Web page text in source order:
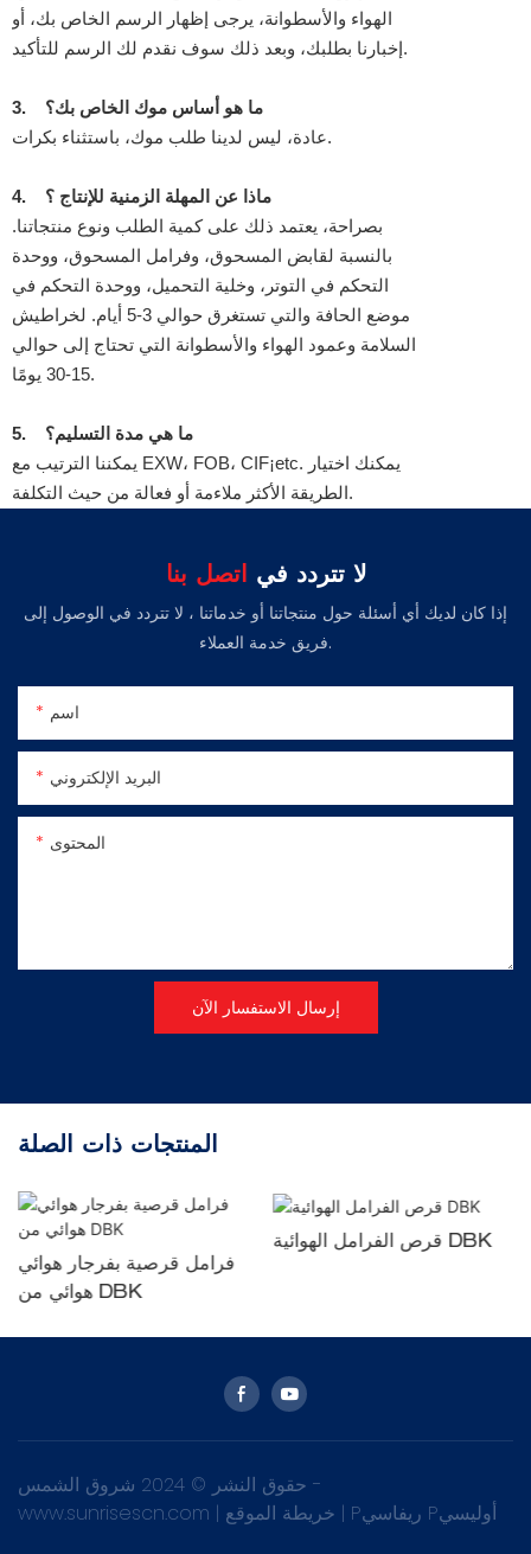
الهواء والأسطوانة، يرجى إظهار الرسم الخاص بك، أو
إخبارنا بطلبك، وبعد ذلك سوف نقدم لك الرسم للتأكيد.
3.
ما هو أساس موك الخاص بك؟
عادة، ليس لدينا طلب موك، باستثناء بكرات.
4.
ماذا عن المهلة الزمنية للإنتاج ؟
بصراحة، يعتمد ذلك على كمية الطلب ونوع منتجاتنا.
بالنسبة لقابض المسحوق، وفرامل المسحوق، ووحدة
التحكم في التوتر، وخلية التحميل، ووحدة التحكم في
موضع الحافة والتي تستغرق حوالي 3-5 أيام. لخراطيش
السلامة وعمود الهواء والأسطوانة التي تحتاج إلى حوالي
15-30 يومًا.
5.
ما هي مدة التسليم؟
يمكننا الترتيب مع EXW، FOB، CIF¡etc. يمكنك اختيار
الطريقة الأكثر ملاءمة أو فعالة من حيث التكلفة.
لا تتردد في اتصل بنا
إذا كان لديك أي أسئلة حول منتجاتنا أو خدماتنا ، لا تتردد في الوصول إلى
فريق خدمة العملاء.
اسم
البريد الإلكتروني
المحتوى
إرسال الاستفسار الآن
المنتجات ذات الصلة
فرامل قرصية بفرجار هوائي
هوائي من DBK
قرص الفرامل الهوائية DBK
حقوق النشر © 2024 شروق الشمس -
www.sunrisescn.com | | Pريفاسي Pأوليسي